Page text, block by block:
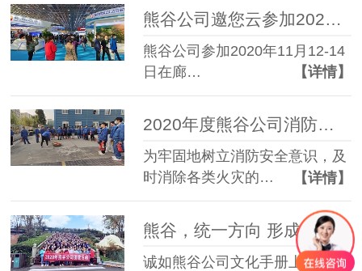
熊谷公司邀您云参加2020中国国际管道大会！
熊谷公司参加2020年11月12-14
日在廊…
【详情】
2020年度熊谷公司消防应急演练
为牢固地树立消防安全意识，及
时消除各类火灾的…
【详情】
熊谷，统一方向 形成合力
诚如熊谷公司文化手册上的这样